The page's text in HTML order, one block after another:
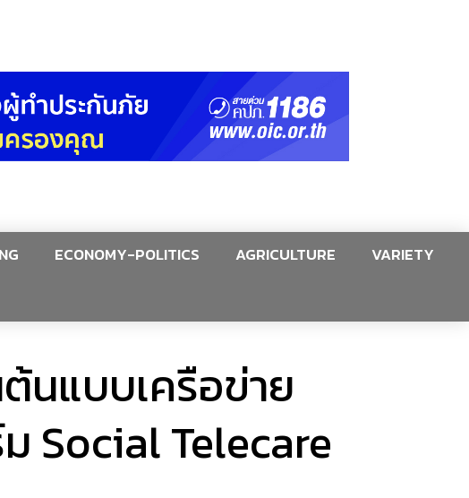
ECONOMY-POLITICS AGRICULTURE
VARIETY
นแบบเครือข่าย
Social Telecare